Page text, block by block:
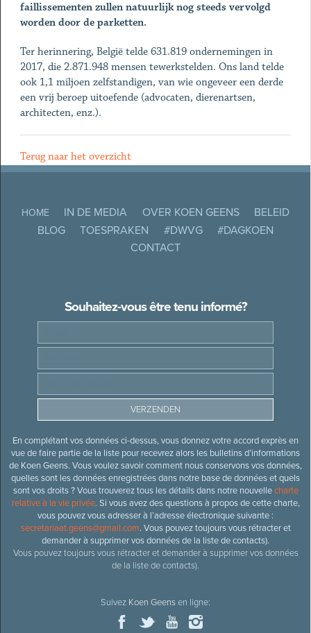
faillissementen zullen natuurlijk nog steeds vervolgd
worden door de parketten.
Ter herinnering, België telde 631.819 ondernemingen in
2017, die 2.871.948 mensen tewerkstelden. Ons land telde
ook 1,1 miljoen zelfstandigen, van wie ongeveer een derde
een vrij beroep uitoefende (advocaten, dierenartsen,
architecten, enz.).
Terug naar het overzicht
HOME IN DE MEDIA OVER KOEN GEENS
BELEID
BLOG
TOESPRAKEN #DWVG
#DAGKOEN
CONTACT
Souhaitez-vous être tenu informé?
En complétant vos données ci-dessus, vous donnez votre accord exprès en
vue de faire partie de la liste pour recevrez alors les bulletins d’informations
de Koen Geens. Vous voulez savoir comment nous conservons vos données,
quelles sont les données enregistrées dans notre base de données et quels
sont vos droits ? Vous trouverez tous les détails dans notre nouvellecharte
relative à la vie privée. Si vous avez des questions à propos de cette charte,
vous pouvez vous adresser à l’adresse électronique suivante :
secretariaat.geens@gmail.com. Vous pouvez toujours vous rétracter et
demander à supprimer vos données de la liste de contacts).
Vous pouvez toujours vous rétracter et demander à supprimer vos données
de la liste de contacts).
Suivez Koen Geensen ligne: